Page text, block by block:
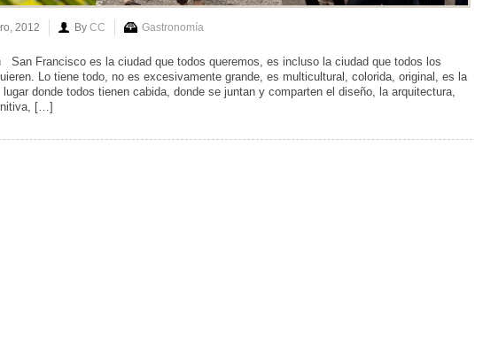
2012 By CC Gastronomía
San Francisco es la ciudad que todos queremos, es incluso la ciudad que todos los
Lo tiene todo, no es excesivamente grande, es multicultural, colorida, original, es la
donde todos tienen cabida, donde se juntan y comparten el diseño, la arquitectura,
[…]